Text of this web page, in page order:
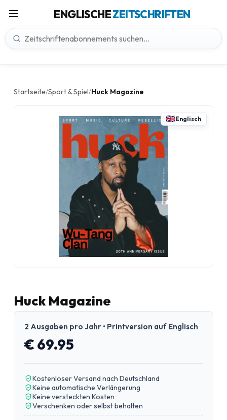
ENGLISCHEZEITSCHRIFTEN
Startseite/Sport & Spiel/Huck Magazine
Englisch
Huck Magazine
2 Ausgaben pro Jahr • Printversion auf Englisch
€ 69.95
Kostenloser Versand nach Deutschland
Keine automatische Verlängerung
Keine versteckten Kosten
Verschenken oder selbst behalten